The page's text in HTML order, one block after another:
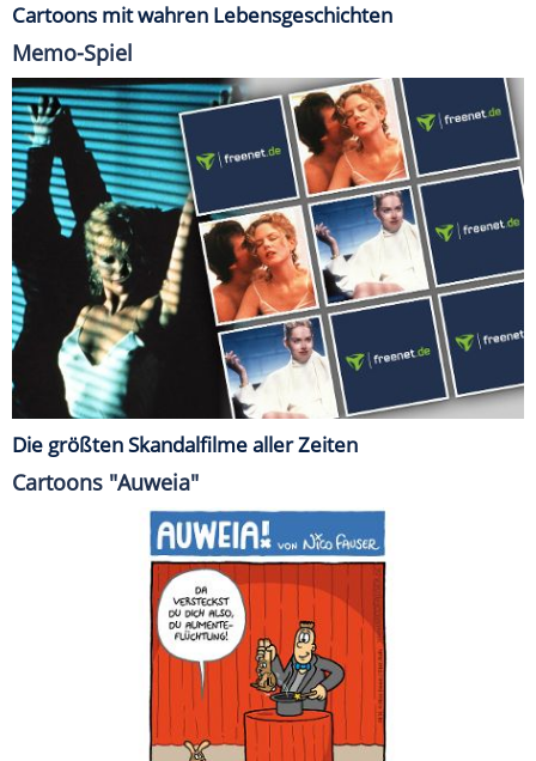
Cartoons mit wahren Lebensgeschichten
Memo-Spiel
Die größten Skandalfilme aller Zeiten
Cartoons "Auweia"